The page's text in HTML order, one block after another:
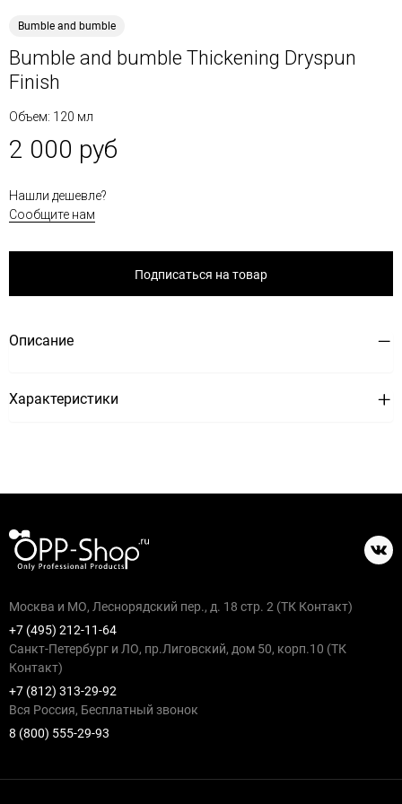
Bumble and bumble
Bumble and bumble Thickening Dryspun
Finish
Объем: 120 мл
2 000 руб
Нашли дешевле?
Сообщите нам
Подписаться на товар
Описание
Характеристики
Москва и МО, Леснорядский пер., д. 18 стр. 2 (ТК Контакт)
+7 (495) 212-11-64
Санкт-Петербург и ЛО, пр.Лиговский, дом 50, корп.10 (ТК
Контакт)
+7 (812) 313-29-92
Вся Россия, Бесплатный звонок
8 (800) 555-29-93